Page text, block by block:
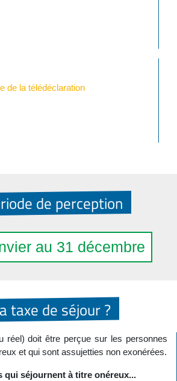
de la télédéclaration
de perception
au 31 décembre
taxe de séjour ?
réel) doit être perçue sur les personnes
et qui sont assujetties non exonérées.
qui séjournent à titre onéreux...